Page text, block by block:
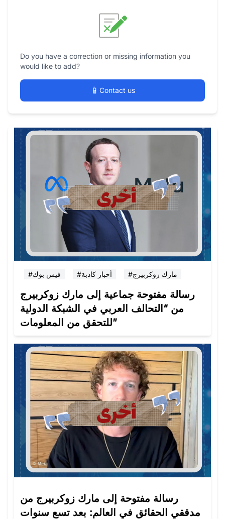
Do you have a correction or missing information you
would like to add?
📱 Contact us
#فيس بوك #أخبار كاذبة #مارك زوكربيرج
رسالة مفتوحة جماعية إلى مارك زوكربيرج
من “التحالف العربي في الشبكة الدولية
للتحقق من المعلومات”
رسالة مفتوحة إلى مارك زوكربيرج من
مدققي الحقائق في العالم: بعد تسع سنوات